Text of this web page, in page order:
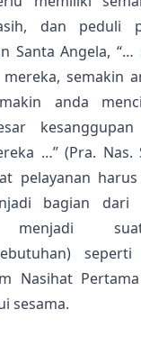
dan peduli
Santa Angela, “…
semakin
anda
…” (Pra. Nas.
pelayanan
bagian dari
menjadi
Nasihat
sesama.